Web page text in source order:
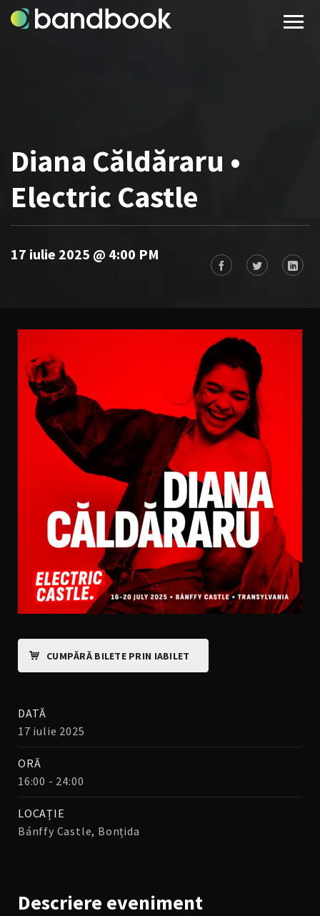
Diana Căldăraru •
Electric Castle
17 iulie 2025 @ 4:00 PM
CUMPĂRĂ BILETE PRIN IABILET
DATĂ
17 iulie 2025
ORĂ
16:00 - 24:00
LOCAȚIE
Bánffy Castle, Bonțida
Descriere eveniment